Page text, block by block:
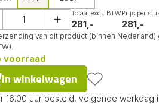
Totaal excl. BTW
281,-
Prijs per
281,-
van dit product (binnen Nederland)
voorraad
in winkelwagen
16.00 uur besteld, volgende werkdag